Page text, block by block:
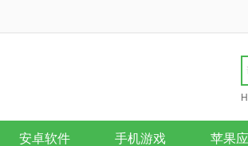
安卓软件 手机游戏 苹果